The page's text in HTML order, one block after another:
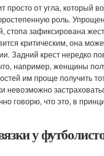
просто от угла, который
роль.
зафиксирована
критическим, она
Задний крест нередко
например, женщины
им проще получить
невозможно
говорю, что это, в
у